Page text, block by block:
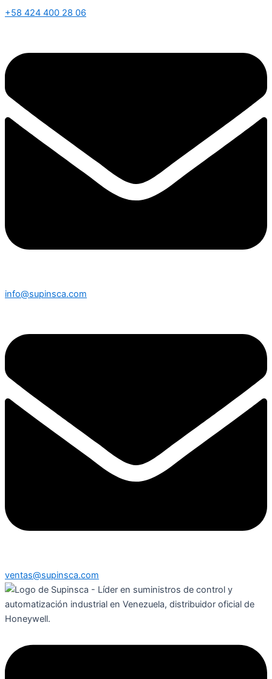
+58 424 400 28 06
info@supinsca.com
ventas@supinsca.com